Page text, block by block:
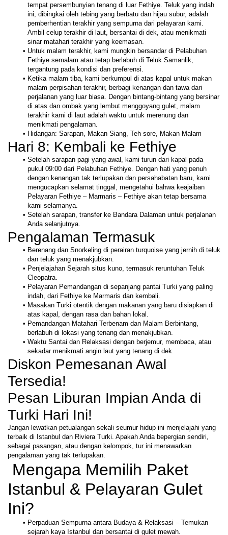
tempat persembunyian tenang di luar Fethiye. Teluk yang indah
ini, dibingkai oleh tebing yang berbatu dan hijau subur, adalah
pemberhentian terakhir yang sempurna dari pelayaran kami.
Ambil celup terakhir di laut, bersantai di dek, atau menikmati
sinar matahari terakhir yang keemasan.
Untuk malam terakhir, kami mungkin bersandar di Pelabuhan
Fethiye semalam atau tetap berlabuh di Teluk Samanlik,
tergantung pada kondisi dan preferensi.
Ketika malam tiba, kami berkumpul di atas kapal untuk makan
malam perpisahan terakhir, berbagi kenangan dan tawa dari
perjalanan yang luar biasa. Dengan bintang-bintang yang bersinar
di atas dan ombak yang lembut menggoyang gulet, malam
terakhir kami di laut adalah waktu untuk merenung dan
menikmati pengalaman.
Hidangan: Sarapan, Makan Siang, Teh sore, Makan Malam
Hari 8: Kembali ke Fethiye
Setelah sarapan pagi yang awal, kami turun dari kapal pada
pukul 09:00 dari Pelabuhan Fethiye. Dengan hati yang penuh
dengan kenangan tak terlupakan dan persahabatan baru, kami
mengucapkan selamat tinggal, mengetahui bahwa keajaiban
Pelayaran Fethiye – Marmaris – Fethiye akan tetap bersama
kami selamanya.
Setelah sarapan, transfer ke Bandara Dalaman untuk perjalanan
Anda selanjutnya.
Berenang dan Snorkeling di perairan turquoise yang jernih di teluk
dan teluk yang menakjubkan.
Penjelajahan Sejarah situs kuno, termasuk reruntuhan Teluk
Cleopatra.
Pelayaran Pemandangan di sepanjang pantai Turki yang paling
indah, dari Fethiye ke Marmaris dan kembali.
Masakan Turki otentik dengan makanan yang baru disiapkan di
atas kapal, dengan rasa dan bahan lokal.
Pemandangan Matahari Terbenam dan Malam Berbintang,
berlabuh di lokasi yang tenang dan menakjubkan.
Waktu Santai dan Relaksasi dengan berjemur, membaca, atau
sekadar menikmati angin laut yang tenang di dek.
Diskon Pemesanan Awal
Tersedia!
Pesan Liburan Impian Anda di
Turki Hari Ini!
Jangan lewatkan petualangan sekali seumur hidup ini menjelajahi yang
terbaik di Istanbul dan Riviera Turki. Apakah Anda bepergian sendiri,
sebagai pasangan, atau dengan kelompok, tur ini menawarkan
pengalaman yang tak terlupakan.
Istanbul & Pelayaran Gulet
Ini?
Perpaduan Sempurna antara Budaya & Relaksasi – Temukan
sejarah kaya Istanbul dan bersantai di gulet mewah.